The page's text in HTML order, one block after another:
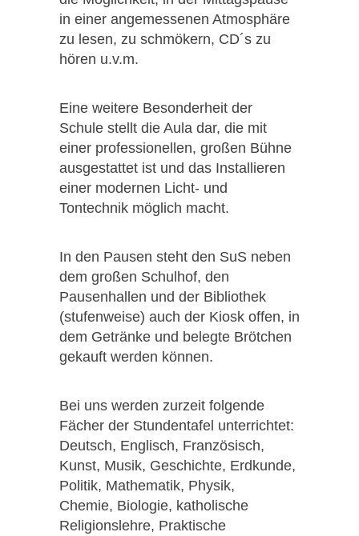
in einer angemessenen Atmosphäre
zu lesen, zu schmökern, CD´s zu
hören u.v.m.
Eine weitere Besonderheit der
Schule stellt die Aula dar, die mit
einer professionellen, großen Bühne
ausgestattet ist und das Installieren
einer modernen Licht- und
Tontechnik möglich macht.
In den Pausen steht den SuS neben
dem großen Schulhof, den
Pausenhallen und der Bibliothek
(stufenweise) auch der Kiosk offen, in
dem Getränke und belegte Brötchen
gekauft werden können.
Bei uns werden zurzeit folgende
Fächer der Stundentafel unterrichtet:
Deutsch, Englisch, Französisch,
Kunst, Musik, Geschichte, Erdkunde,
Politik, Mathematik, Physik,
Chemie, Biologie, katholische
Religionslehre, Praktische